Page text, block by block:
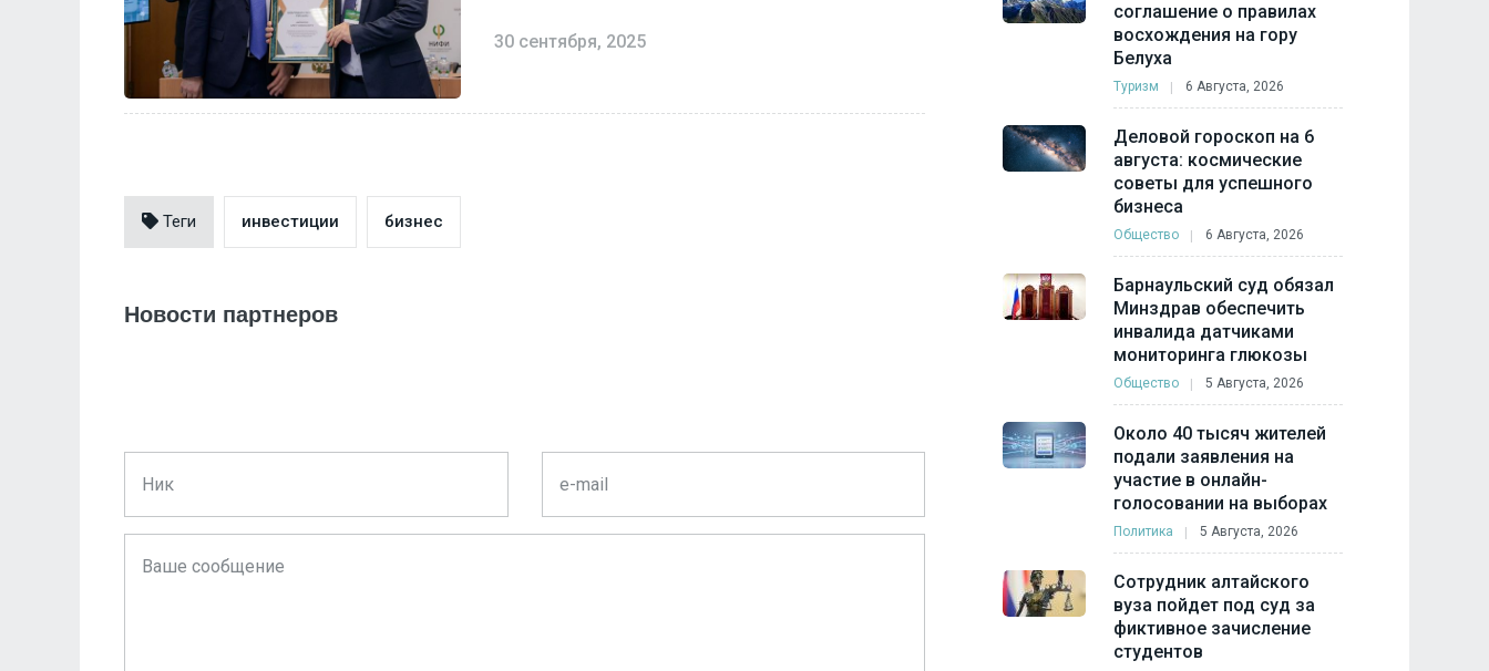
30 сентября, 2025
Теги инвестиции бизнес
Новости партнеров
соглашение о правилах
восхождения на гору
Белуха
Туризм 6 Августа, 2026
Деловой гороскоп на 6
августа: космические
советы для успешного
бизнеса
Общество 6 Августа, 2026
Барнаульский суд обязал
Минздрав обеспечить
инвалида датчиками
мониторинга глюкозы
Общество 5 Августа, 2026
Около 40 тысяч жителей
подали заявления на
участие в онлайн-
голосовании на выборах
Политика 5 Августа, 2026
Сотрудник алтайского
вуза пойдет под суд за
фиктивное зачисление
студентов